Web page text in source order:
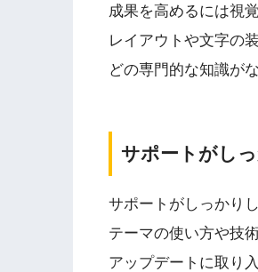
成果を高めるには視
レイアウトや文字の
どの専門的な知識が
サポートがし
サポートがしっかり
テーマの使い方や技
アップデートに取り